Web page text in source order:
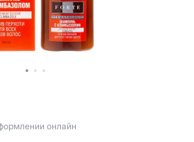
онлайн